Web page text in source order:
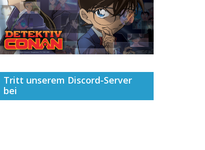
Tritt unserem Discord-Server
bei